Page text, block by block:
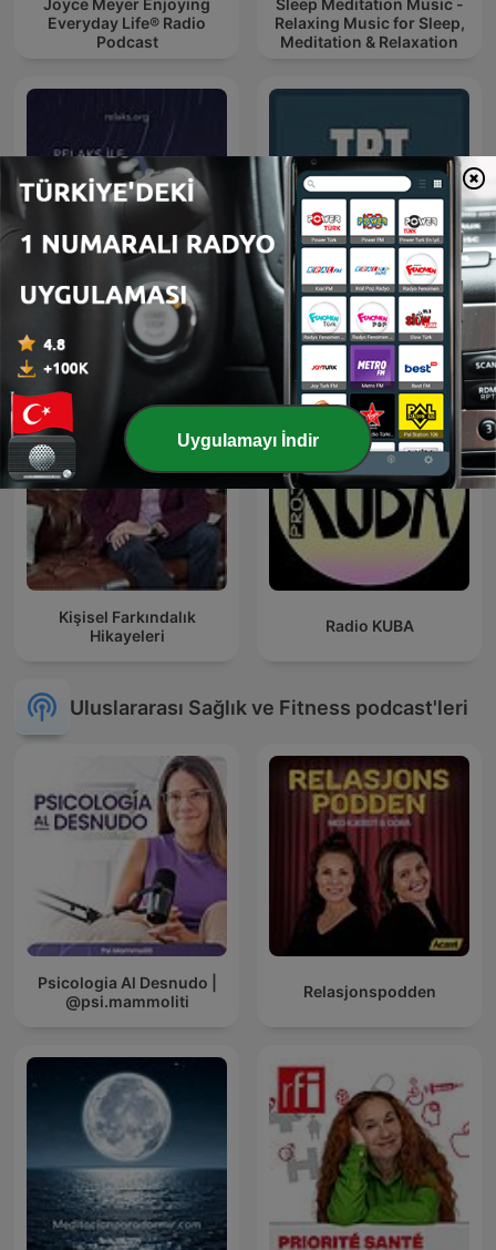
Joyce Meyer Enjoying
Everyday Life® Radio
Podcast
Sleep Meditation Music -
Relaxing Music for Sleep,
Meditation & Relaxation
Medibo TRT Talks
Kişisel Farkındalık
Hikayeleri
Radio KUBA
Uluslararası Sağlık ve Fitness podcast'leri
Psicologia Al Desnudo |
@psi.mammoliti
Relasjonspodden
Uygulamayı İndir